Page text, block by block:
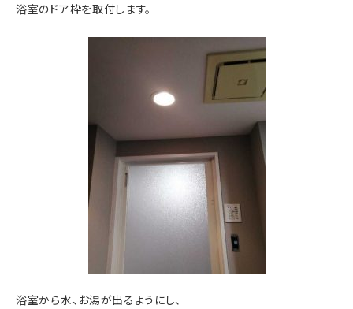
浴室のドア枠を取付します。
浴室から水、お湯が出るようにし、